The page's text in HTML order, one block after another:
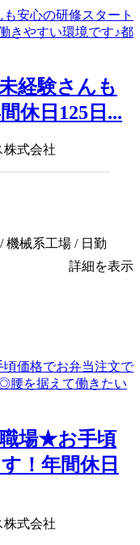
経験さんも
休日125日...
株式会社
機械系工場 / 日勤
詳細を表示
職場★お手頃
！年間休日
株式会社